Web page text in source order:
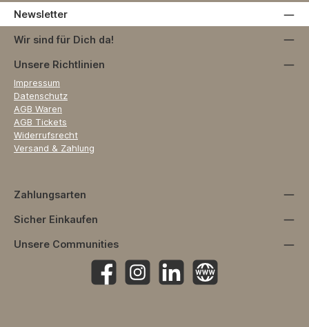
Newsletter
Wir sind für Dich da!
Unsere Richtlinien
Impressum
Datenschutz
AGB Waren
AGB Tickets
Widerrufsrecht
Versand & Zahlung
Zahlungsarten
Sicher Einkaufen
Unsere Communities
Facebook Instagramhttps://www.linkedin.com/
Website